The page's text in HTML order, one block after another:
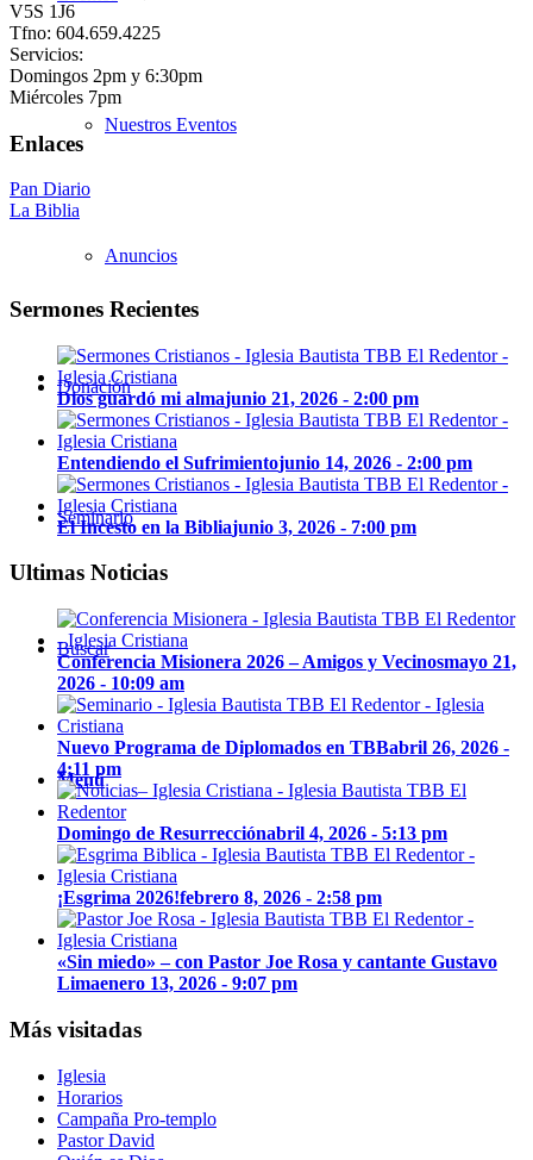
Nuestros Eventos
Anuncios
Donación
Seminario
Buscar
Menú
V5S 1J6
Tfno: 604.659.4225
Servicios:
Domingos 2pm y 6:30pm
Miércoles 7pm
Enlaces
Pan Diario
La Biblia
Sermones Recientes
Dios guardó mi almajunio 21, 2026 - 2:00 pm
Entendiendo el Sufrimientojunio 14, 2026 - 2:00 pm
El Incesto en la Bibliajunio 3, 2026 - 7:00 pm
Ultimas Noticias
Conferencia Misionera 2026 – Amigos y Vecinosmayo 21,
2026 - 10:09 am
Nuevo Programa de Diplomados en TBBabril 26, 2026 -
4:11 pm
Domingo de Resurrecciónabril 4, 2026 - 5:13 pm
¡Esgrima 2026!febrero 8, 2026 - 2:58 pm
«Sin miedo» – con Pastor Joe Rosa y cantante Gustavo
Limaenero 13, 2026 - 9:07 pm
Más visitadas
Iglesia
Horarios
Campaña Pro-templo
Pastor David